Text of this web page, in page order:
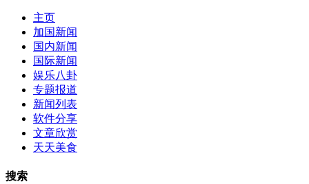
主页
加国新闻
国内新闻
国际新闻
娱乐八卦
专题报道
新闻列表
软件分享
文章欣赏
天天美食
搜索